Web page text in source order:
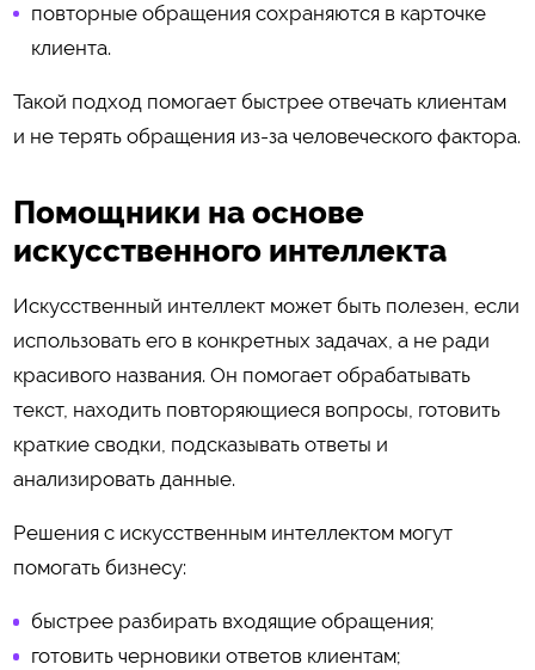
повторные обращения сохраняются в карточке
клиента.
Такой подход помогает быстрее отвечать клиентам
и не терять обращения из-за человеческого фактора.
Помощники на основе
искусственного интеллекта
Искусственный интеллект может быть полезен, если
использовать его в конкретных задачах, а не ради
красивого названия. Он помогает обрабатывать
текст, находить повторяющиеся вопросы, готовить
краткие сводки, подсказывать ответы и
анализировать данные.
Решения с искусственным интеллектом могут
помогать бизнесу:
быстрее разбирать входящие обращения;
готовить черновики ответов клиентам;